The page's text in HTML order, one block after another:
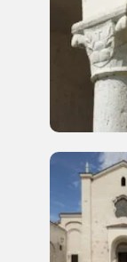
FAI - FONDO
P.I.:
Fondazione
Riconosciuta con